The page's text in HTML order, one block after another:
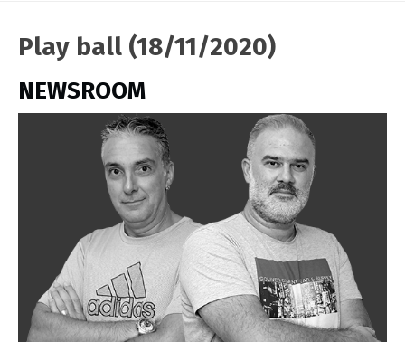
Play ball (18/11/2020)
NEWSROOM